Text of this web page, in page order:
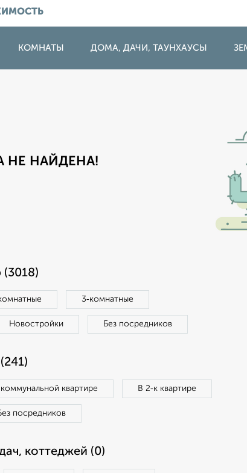
КОМНАТЫ ДОМА, ДАЧИ, ТАУНХАУСЫ
НЕ НАЙДЕНА!
3‑комнатные
Новостройки Без посредников
квартире В 2‑к квартире
посредников
коттеджей (0)